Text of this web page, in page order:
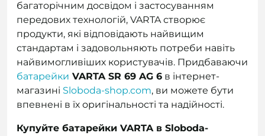
багаторічним досвідом і застосуванням
передових технологій, VARTA створює
продукти, які відповідають найвищим
стандартам і задовольняють потреби навіть
найвимогливіших користувачів. Придбаваючи
батарейки VARTA SR 69 AG 6 в інтернет-
магазині Sloboda-shop.com, ви можете бути
впевнені в їх оригінальності та надійності.
Купуйте батарейки VARTA в Sloboda-